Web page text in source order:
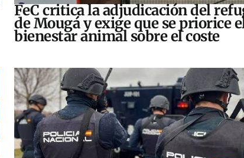
FeC critica la adjudicación del
de Mougá y exige que se priorice
bienestar animal sobre el coste